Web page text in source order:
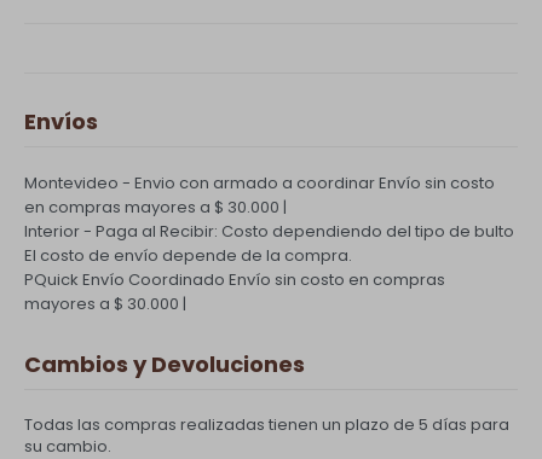
Envíos
Montevideo - Envio con armado a coordinarEnvío sin costo
en compras mayores a $ 30.000 |
Interior - Paga al Recibir: Costo dependiendo del tipo de bulto
El costo de envío depende de la compra.
PQuick Envío Coordinado Envío sin costo en compras
mayores a $ 30.000 |
Cambios y Devoluciones
Todas las compras realizadas tienen un plazo de 5 días para
su cambio.